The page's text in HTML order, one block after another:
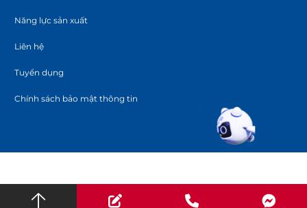
Năng lực sản xuất
Liên hệ
Tuyển dụng
Chính sách bảo mật thông tin